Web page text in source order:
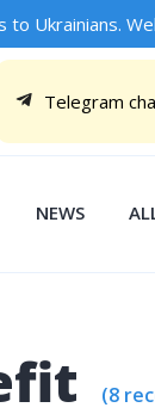
to Ukrainians.
Telegram
NEWS
(8